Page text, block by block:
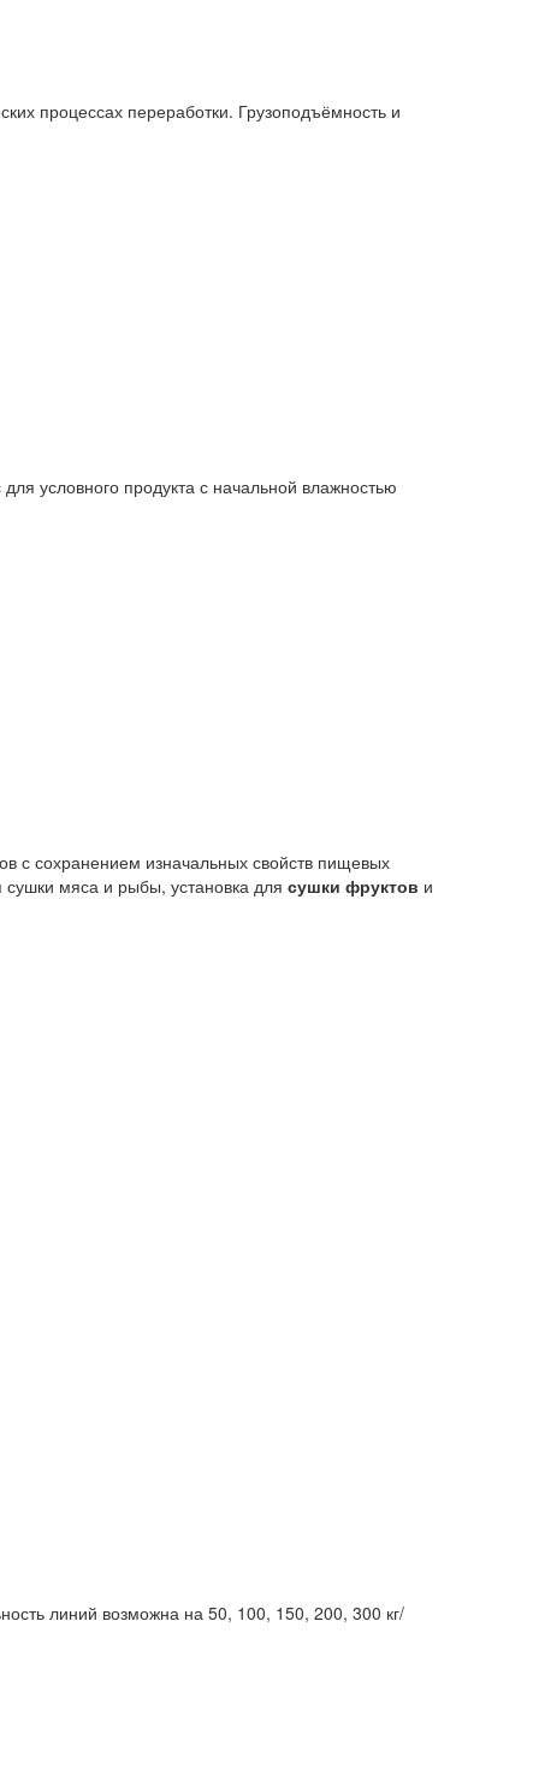
процессах переработки. Грузоподъёмность и
условного продукта с начальной влажностью
с сохранением изначальных свойств пищевых
сушки мяса и рыбы, установка для сушки фруктов и
линий возможна на 50, 100, 150, 200, 300 кг/